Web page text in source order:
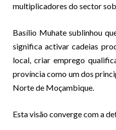
multiplicadores do sector
Basílio Muhate sublinhou
significa activar cadeias
local, criar emprego
província como um dos
Norte de Moçambique.
Esta visão converge com a